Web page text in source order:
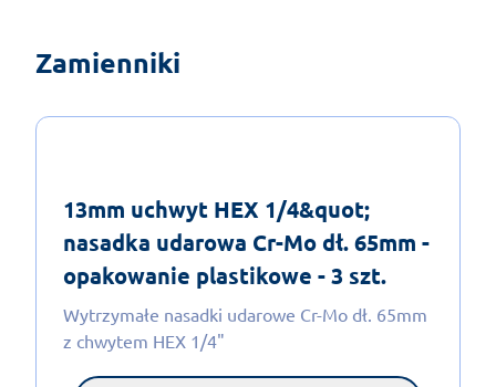
Zamienniki
13mm uchwyt HEX 1/4&quot;
nasadka udarowa Cr-Mo dł. 65mm -
opakowanie plastikowe - 3 szt.
Wytrzymałe nasadki udarowe Cr-Mo dł. 65mm
z chwytem HEX 1/4"